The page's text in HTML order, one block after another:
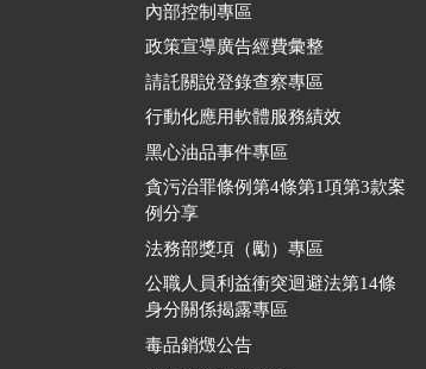
內部控制專區
政策宣導廣告經費彙整
請託關說登錄查察專區
行動化應用軟體服務績效
黑心油品事件專區
貪污治罪條例第4條第1項第3款案
例分享
法務部獎項（勵）專區
公職人員利益衝突迴避法第14條
身分關係揭露專區
毒品銷燬公告